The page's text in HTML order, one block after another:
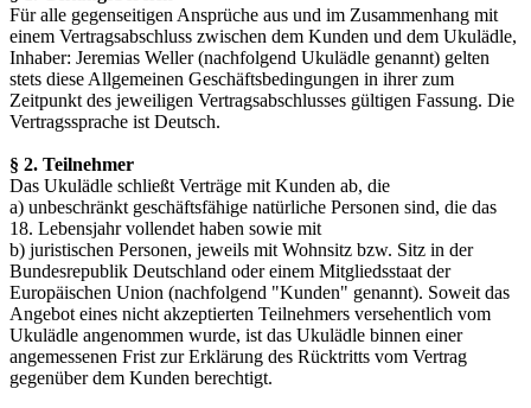
Für alle gegenseitigen Ansprüche aus und im Zusammenhang mit
einem Vertragsabschluss zwischen dem Kunden und dem Ukulädle,
Inhaber: Jeremias Weller (nachfolgend Ukulädle genannt) gelten
stets diese Allgemeinen Geschäftsbedingungen in ihrer zum
Zeitpunkt des jeweiligen Vertragsabschlusses gültigen Fassung. Die
Vertragssprache ist Deutsch.
§ 2. Teilnehmer
Das Ukulädle schließt Verträge mit Kunden ab, die
a) unbeschränkt geschäftsfähige natürliche Personen sind, die das
18. Lebensjahr vollendet haben sowie mit
b) juristischen Personen, jeweils mit Wohnsitz bzw. Sitz in der
Bundesrepublik Deutschland oder einem Mitgliedsstaat der
Europäischen Union (nachfolgend "Kunden" genannt). Soweit das
Angebot eines nicht akzeptierten Teilnehmers versehentlich vom
Ukulädle angenommen wurde, ist das Ukulädle binnen einer
angemessenen Frist zur Erklärung des Rücktritts vom Vertrag
gegenüber dem Kunden berechtigt.